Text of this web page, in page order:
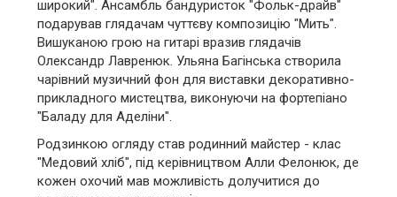
широкий". Ансамбль бандуристок "Фольк-драйв"
подарував глядачам чуттєву композицію "Мить".
Вишуканою грою на гитарі вразив глядачів
Олександр Лавренюк. Ульяна Багінська створила
чарівний музичний фон для виставки декоративно-
прикладного мистецтва, виконуючи на фортепіано
"Баладу для Аделіни".
Родзинкою огляду став родинний майстер - клас
"Медовий хліб", під керівництвом Алли Фелонюк, де
кожен охочий мав можливість долучитися до